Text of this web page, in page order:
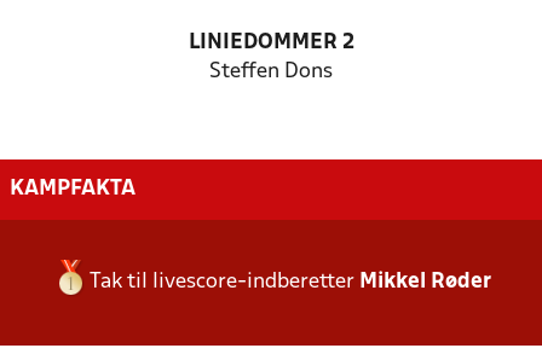
LINIEDOMMER 2
Steffen Dons
KAMPFAKTA
Tak til livescore-indberetter Mikkel Røder